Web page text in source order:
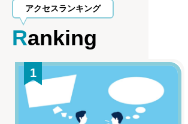
アクセスランキング
Ranking
1